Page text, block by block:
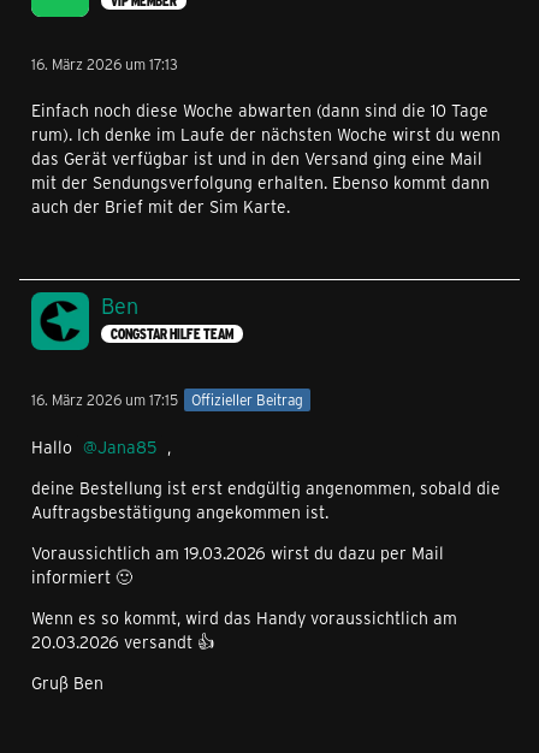
16. März 2026 um 17:13
Einfach noch diese Woche abwarten (dann sind die 10 Tage
rum). Ich denke im Laufe der nächsten Woche wirst du wenn
das Gerät verfügbar ist und in den Versand ging eine Mail
mit der Sendungsverfolgung erhalten. Ebenso kommt dann
auch der Brief mit der Sim Karte.
Ben
CONGSTAR HILFE TEAM
16. März 2026 um 17:15 Offizieller Beitrag
Hallo Jana85 ,
deine Bestellung ist erst endgültig angenommen, sobald die
Auftragsbestätigung angekommen ist.
Voraussichtlich am 19.03.2026 wirst du dazu per Mail
informiert 🙂
Wenn es so kommt, wird das Handy voraussichtlich am
20.03.2026 versandt 👍
Gruß Ben